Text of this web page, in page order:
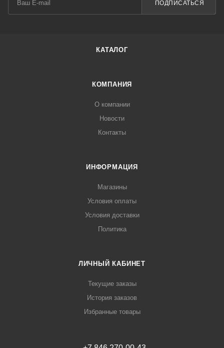
ПОДПИСАТЬСЯ
КАТАЛОГ
КОМПАНИЯ
О компании
Новости
Контакты
ИНФОРМАЦИЯ
Магазины
Условия оплаты
Условия доставки
Политика
ЛИЧНЫЙ КАБИНЕТ
Текущие заказы
История заказов
Избранные товары